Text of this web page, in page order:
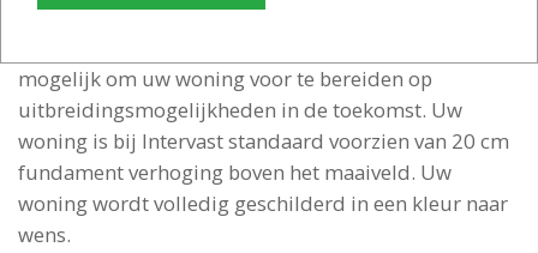
maat naar wens en budget. Elk budget is toereikend
mogelijk om uw woning voor te bereiden op
uitbreidingsmogelijkheden in de toekomst. Uw
woning is bij Intervast standaard voorzien van 20 cm
fundament verhoging boven het maaiveld. Uw
woning wordt volledig geschilderd in een kleur naar
wens.